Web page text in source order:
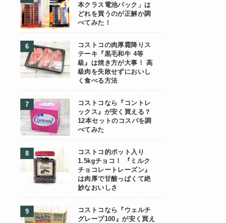
本クラス電池パック」は
どれを買うのが正解か調
べてみた！
コストコの肉厚霜降りス
テーキ『黒毛和牛 4等
級』は焼き方が大事！ 高
級肉を失敗せずにおいし
く食べる方法
コストコなら『コントレ
ックス』が安く買える？
12本セットのコスパを調
べてみた
コストコ的ポット入り
1.5kgチョコ！ 『ミルク
チョコレートレーズン』
は肉厚で甘酸っぱくて絶
妙なおいしさ
コストコなら『ウェルチ
グレープ100』が安く買え